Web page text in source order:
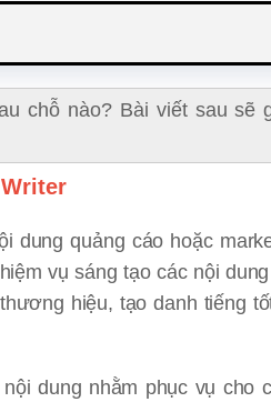
chỗ nào? Bài viết sau
dung quảng cáo hoặc
vụ sáng tạo các nội
hiệu, tạo danh tiếng
dung nhằm phục vụ cho